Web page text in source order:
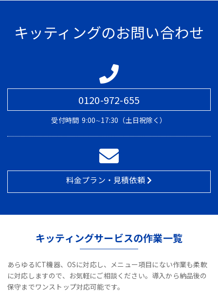
キッティングのお問い合わせ
0120-972-655
受付時間 9:00∼17:30（土日祝除く）
料金プラン・見積依頼
キッティングサービスの作業一覧
あらゆるICT機器、OSに対応し、メニュー項目にない作業も柔軟
に対応しますので、お気軽にご相談ください。導入から納品後の
保守までワンストップ対応可能です。